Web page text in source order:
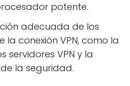
potente.
adecuada de los
conexión VPN, como la
servidores VPN y la
la seguridad.